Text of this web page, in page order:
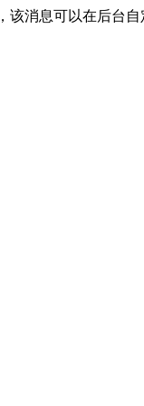
该消息可以在后台自